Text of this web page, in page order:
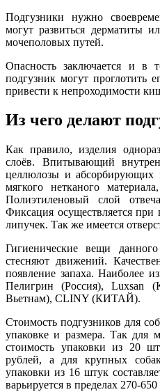
Подгузники нужно
могут развиться дерматиты
мочеполовых путей.
Опасность заключается и в
подгузник могут проглотить
привести к непроходимости
Из чего делают
Как правило, изделия
слоёв. Впитывающий
целлюлозы и
мягкого нетканого
Полиэтиленовый слой
Фиксация осуществляется
липучек. Так же имеется
Гигиенические вещи
стесняют движений.
появление запаха. Наиболее
Пелигрин (Россия), Luxsan
Вьетнам), CLINY (КИТАЙ).
Стоимость подгузников для
упаковке и размера. Так для
стоимость упаковки из 20
рублей, а для крупных
упаковки из 16 штук
варьируется в пределах 270-